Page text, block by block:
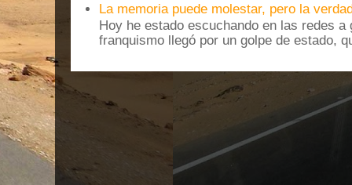
La memoria puede molestar, pero la
Hoy he estado escuchando en las redes
franquismo llegó por un golpe de estado,